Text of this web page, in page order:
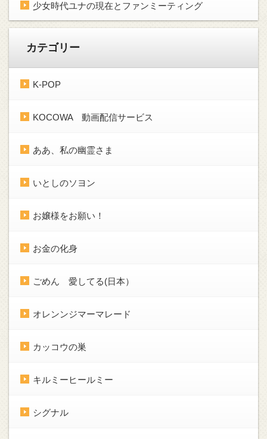
少女時代ユナの現在とファンミーティング
カテゴリー
K-POP
KOCOWA 動画配信サービス
ああ、私の幽霊さま
いとしのソヨン
お嬢様をお願い！
お金の化身
ごめん 愛してる(日本）
オレンンジマーマレード
カッコウの巣
キルミーヒールミー
シグナル